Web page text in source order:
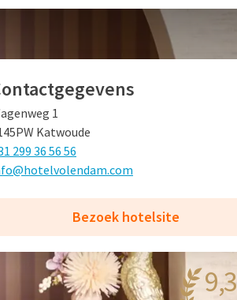
1
Katwoude
299 36 56 56
Bezoek hotelsite
9,3
reviews